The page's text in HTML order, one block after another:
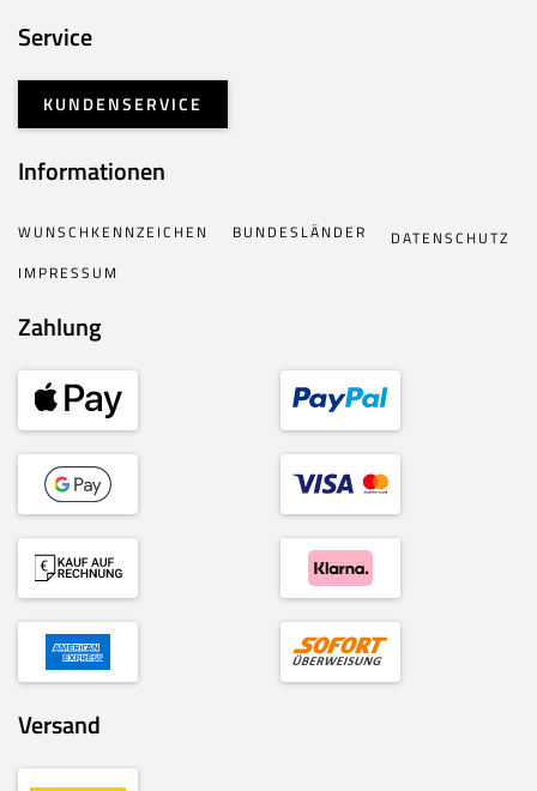
Service
KUNDENSERVICE
Informationen
WUNSCHKENNZEICHEN BUNDESLÄNDER
DATENSCHUTZ
IMPRESSUM
Zahlung
Versand